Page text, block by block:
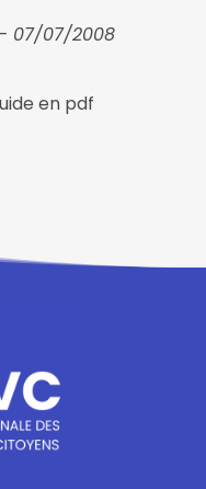
07/07/2008
en pdf